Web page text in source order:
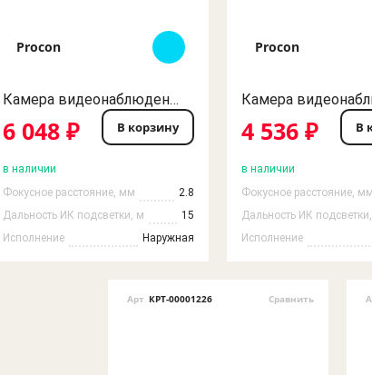
Procon
Камера видеонаблюдения 2MP AHD Procon 2.8 IR IP66 (Комплект из 4шт.)
6 048 ₽ В корзину
в наличии
Фокусное расстояние, мм
2.8
Дальность ИК подсветки, м
15
Исполнение
Наружная
Procon
4 536 ₽ В
в наличии
Фокусное расстояние, мм
Дальность ИК
Исполнение
Арт КРТ-00001226 Сравнить